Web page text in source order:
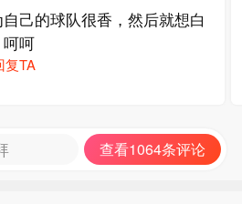
己的球队很香，然后就想白
呵
复TA
查看1064条评论